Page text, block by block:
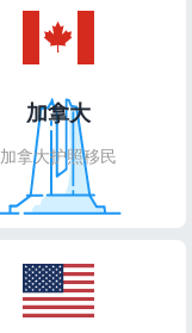
加拿大
加拿大护照移民